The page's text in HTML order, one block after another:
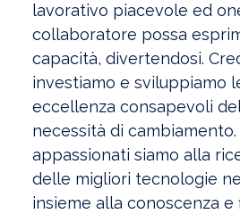
lavorativo piacevole ed
collaboratore possa
capacità, divertendosi.
investiamo e sviluppiamo
eccellenza consapevoli
necessità di
appassionati siamo alla
delle migliori tecnologie
insieme alla conoscenza